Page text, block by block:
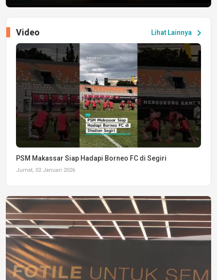
Lihat Lainnya chevron_right
Video
PSM Makassar Siap Hadapi Borneo FC di Segiri
Jumat, 02 Januari 2026